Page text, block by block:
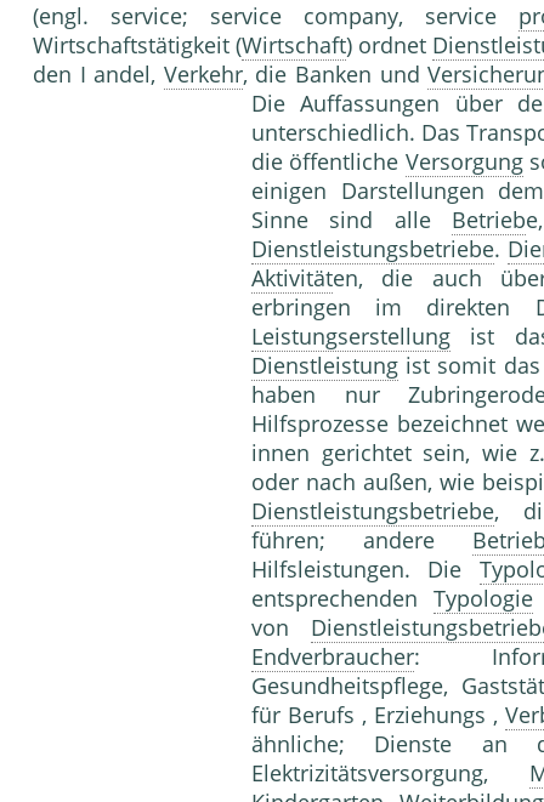
(engl. service; service company, service
Wirtschaftstätigkeit (Wirtschaft) ordnet
den I andel, Verkehr, die Banken und
Die Auffassungen über
unterschiedlich. Das
die öffentliche Versorgung
einigen Darstellungen
Sinne sind alle Betrieb
Dienstleistungsbetriebe.
Aktivitäten, die auch
erbringen im
Leistungserstellung ist
Dienstleistung ist somit
haben nur
Hilfsprozesse bezeichnet
innen gerichtet sein, wie
oder nach außen, wie
Dienstleistungsbetriebe,
führen; andere
Hilfsleistungen. Die
entsprechenden Typologie
von
Endverbraucher:
Gesundheitspflege,
für Berufs , Erziehungs ,
ähnliche; Dienste
Elektrizitätsversorgung,